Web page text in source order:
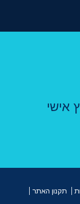
אישי
תקנון האתר